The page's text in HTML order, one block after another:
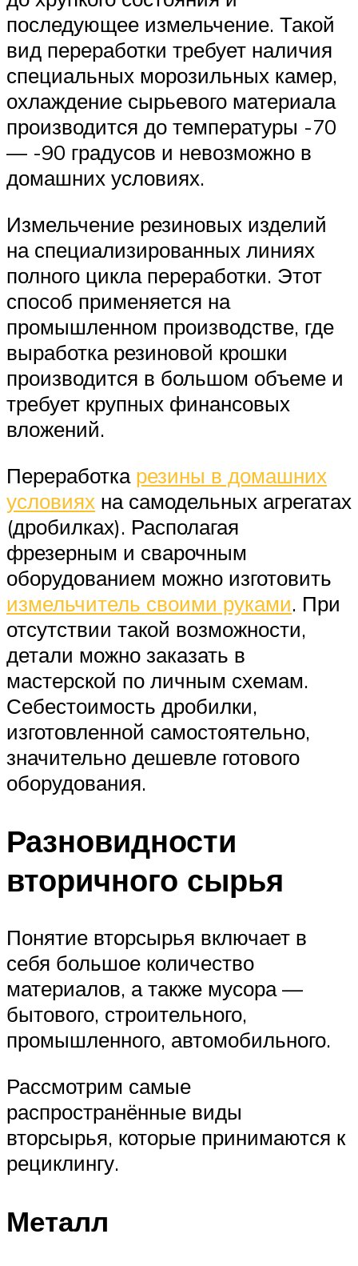
последующее измельчение. Такой
вид переработки требует наличия
специальных морозильных камер,
охлаждение сырьевого материала
производится до температуры -70
— -90 градусов и невозможно в
домашних условиях.
Измельчение резиновых изделий
на специализированных линиях
полного цикла переработки. Этот
способ применяется на
промышленном производстве, где
выработка резиновой крошки
производится в большом объеме и
требует крупных финансовых
вложений.
Переработка резины в домашних
условиях на самодельных агрегатах
(дробилках). Располагая
фрезерным и сварочным
оборудованием можно изготовить
измельчитель своими руками. При
отсутствии такой возможности,
детали можно заказать в
мастерской по личным схемам.
Себестоимость дробилки,
изготовленной самостоятельно,
значительно дешевле готового
оборудования.
Разновидности
вторичного сырья
Понятие вторсырья включает в
себя большое количество
материалов, а также мусора —
бытового, строительного,
промышленного, автомобильного.
Рассмотрим самые
распространённые виды
вторсырья, которые принимаются к
рециклингу.
Металл